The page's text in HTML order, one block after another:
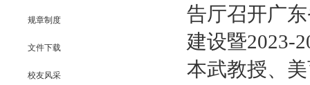
规章制度
文件下载
校友风采
告厅召开广
建设暨2023-
本武教授、